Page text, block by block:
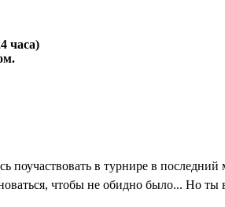
часа)
поучаствовать в турнире в последний
чтобы не обидно было... Но ты